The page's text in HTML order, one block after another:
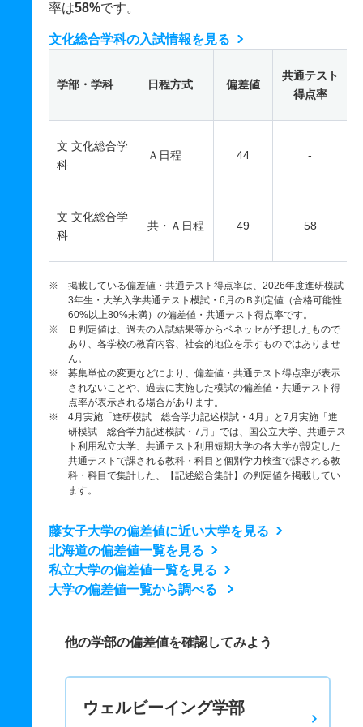
率は58%です。
文化総合学科の入試情報を見る
学部・学科 日程方式 偏差値
共通テスト
得点率
文 文化総合学
科
Ａ日程 44 -
文 文化総合学
科
共・Ａ日程 49 58
※ 掲載している偏差値・共通テスト得点率は、2026年度進研模試
3年生・大学入学共通テスト模試・6月のＢ判定値（合格可能性
60%以上80%未満）の偏差値・共通テスト得点率です。
※ Ｂ判定値は、過去の入試結果等からベネッセが予想したもので
あり、各学校の教育内容、社会的地位を示すものではありませ
ん。
※ 募集単位の変更などにより、偏差値・共通テスト得点率が表示
されないことや、過去に実施した模試の偏差値・共通テスト得
点率が表示される場合があります。
※ 4月実施「進研模試 総合学力記述模試・4月」と7月実施「進
研模試 総合学力記述模試・7月」では、国公立大学、共通テス
ト利用私立大学、共通テスト利用短期大学の各大学が設定した
共通テストで課される教科・科目と個別学力検査で課される教
科・科目で集計した、【記述総合集計】の判定値を掲載してい
ます。
藤女子大学の偏差値に近い大学を見る
北海道の偏差値一覧を見る
私立大学の偏差値一覧を見る
大学の偏差値一覧から調べる
他の学部の偏差値を確認してみよう
ウェルビーイング学部